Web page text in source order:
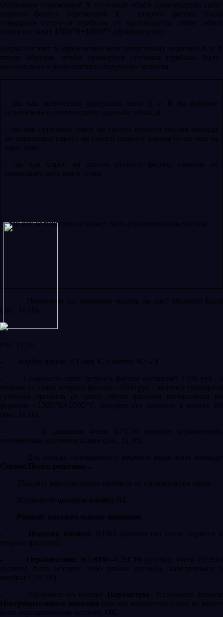
Обозначим переменной
X суточный объём производства сапог
первого фасона, переменной
Y
– второго фасона. Тогда
суммарная суточная прибыль от производства сапог обоих
типов составит 1500*X+1000*Y (функция цели ).
Задача состоит в определении всех допустимых значений X и Y
таким образом, чтобы суммарная суточная прибыль была
максимальна и выполнялись следующие условия:
, так как количество продуктов типа А и В на фабрике
ограничено и соответствует данным таблицы
, так как суточный спрос на сапоги второго фасона никогда
не превышает спроса на сапоги первого фасона более чем на
одну пару
, так как спрос на сапоги второго фасона никогда не
превышает двух пар в сутки
, так как количество не может быть отрицательным числом
· Перенесем построенную модель на лист Microsoft Excel
(рис. 11.16).
Рис. 11.16
-
Задайте ячейке B 1 имя X , а ячейке B 2 – Y
-
Стоимость сапог первого фасона составляет 1500 руб., а
стоимость сапог второго фасона – 1000 руб., поэтому суммарная
суточная прибыль от сапог обоих фасонов вычисляется по
формуле =1500*X+1000*Y . Введите эту формулу в ячейку B4
(рис. 11.16).
-
В диапазон ячеек B7: C
10 введите ограничения,
наложенные условием задачи (рис. 11.16).
·
Для поиска оптимального решения выполните команду
Сервис/Поиск решения…
·
Найдите максимальную прибыль от производства сапог.
-
Установите целевую ячейку B4.
-
Равной: максимальному значению
-
Изменяя ячейки: B 1: B 2 (количество сапог первого и
второго фасонов).
-
Ограничения: B7: B 10<=C 7:C 10 (данные ячеек B7: B 10
должны быть меньше либо равны данным, находящимся в
ячейках C 7: C
10).
-
Щелкните по кнопке Параметры . Установите флажок
Неотрицательные значения (так как количество сапог не может
быть отрицательным числом). OK